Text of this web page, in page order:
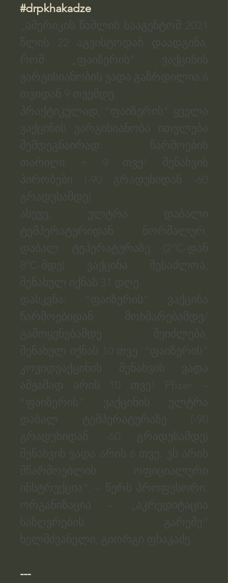
#drpkhakadze
„ამერიკის წამლის სააგენტომ 2021
წლის 22 აგვისტოდან დაადგინა,
რომ „ფაიზერის” ვაქცინის
ვარგისიანობის ვადა გაზრდილია 6
თვიდან 9 თვემდე.
პრაქტიკულად, “ფაიზერის” ყველა
ვაქცინის ვარგისიანობა ითვლება
შემდეგნაირად: წარმოების
თარიღი + 9 თვე! შენახვის
პირობები (-90 გრადუსიდან -60
გრადუსამდე)
ასევე, ულტრა დაბალი
ტემპერატურიდან ნორმალურ,
დაბალ ტეპერატურაზე (2°C-დან
8°C-მდე) ვაქცინა შესაძლოა,
შენახულ იქნას 31 დღე.
დასკვნა: “ფაიზერის” ვაქცინა
წარმოებიდან მოხმარებამდე/
გამოყენებამდე შეიძლება,
შენახულ იქნას 10 თვე. “ფაიზერის”
კოვიდვაქცინის შენახვის ვადა
ამჟამად არის 10 თვე! Pfizer –
“ფაიზერის” ვაქცინის ულტრა
დაბალ ტემპერატურაზე (-90
გრადუსიდან -60 გრადუსამდე)
შენახვის ვადა არის 6 თვე. ეს არის
მწარმოებლის ოფიციალური
ინსტრუქცია“, – წერს პროფესორი,
ორგანიზაცია – „აკრედიტაცია
საზღვრების გარეშე“
ხელმძვანელი, გიორგი ფხაკაძე.
---